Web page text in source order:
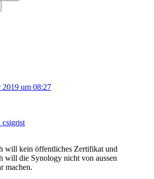
2019 um 08:27
csigrist
will kein öffentliches Zertifikat und
will die Synology nicht von aussen
machen.